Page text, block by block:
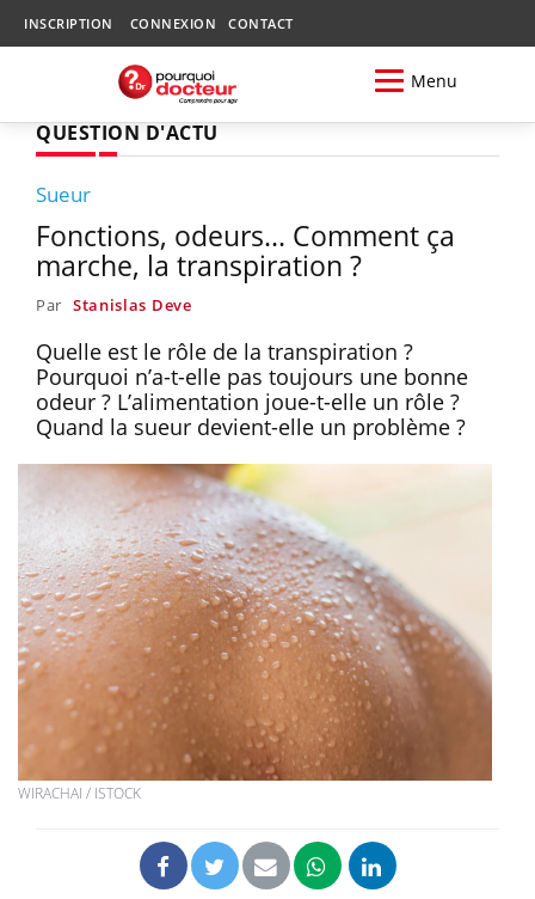
INSCRIPTION CONNEXION CONTACT
Menu
QUESTION D'ACTU
Sueur
Fonctions, odeurs... Comment ça
marche, la transpiration ?
Par Stanislas Deve
Quelle est le rôle de la transpiration ?
Pourquoi n’a-t-elle pas toujours une bonne
odeur ? L’alimentation joue-t-elle un rôle ?
Quand la sueur devient-elle un problème ?
WIRACHAI / ISTOCK